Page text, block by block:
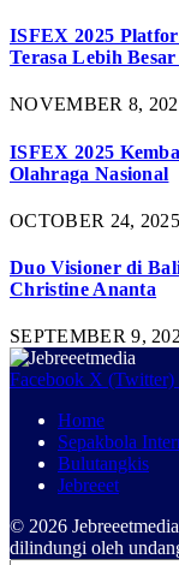
ISFEX 2025
Terasa Lebih
NOVEMBER 8,
ISFEX 2025
Olahraga Nasional
OCTOBER 24, 2025
Duo Visioner di
Christine Ananta
SEPTEMBER 9,
Facebook X (Twitter)
Home
Sepakbola
Bulutangkis
Jebreeet
© 2026
dilindungi oleh